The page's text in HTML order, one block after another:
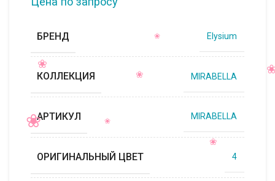
БРЕНД Elysium
КОЛЛЕКЦИЯ MIRABELLA
АРТИКУЛ MIRABELLA
ОРИГИНАЛЬНЫЙ ЦВЕТ 4